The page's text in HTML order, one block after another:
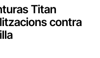
Titan
contra